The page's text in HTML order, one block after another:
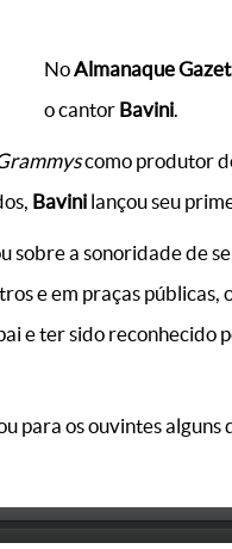
NoAlmanaque
o cantor Bavini.
como produtor
Bavini lançou seu
a sonoridade de
e em praças públicas,
e ter sido reconhecido
para os ouvintes alguns